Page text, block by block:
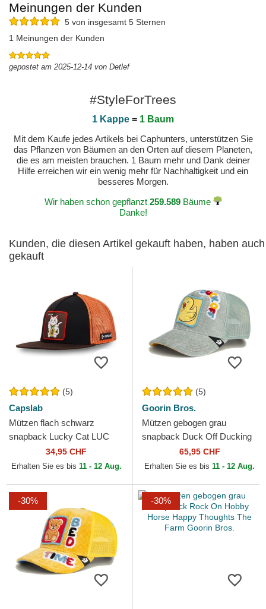
Meinungen der Kunden
5 von insgesamt 5 Sternen
1 Meinungen der Kunden
gepostet am 2025-12-14 von Detlef
#StyleForTrees
1 Kappe = 1 Baum
Mit dem Kaufe jedes Artikels bei Caphunters, unterstützen Sie
das Pflanzen von Bäumen an den Orten auf diesem Planeten,
die es am meisten brauchen. 1 Baum mehr und Dank deiner
Hilfe erreichen wir ein wenig mehr für Nachhaltigkeit und ein
besseres Morgen.
Wir haben schon gepflanzt 259.589Bäume
Danke!
Kunden, die diesen Artikel gekauft haben, haben auch
gekauft
(5)
Capslab
Mützen flach schwarz
snapback Lucky Cat LUC
Maneki-Neko von Capslab
34,95 CHF
Erhalten Sie es bis 11 - 12 Aug.
(5)
Goorin Bros.
Mützen gebogen grau
snapback Duck Off Ducking
Autocorrect Happy Thoughts
The Farm Goorin Bros.
65,95 CHF
Erhalten Sie es bis 11 - 12 Aug.
-30% -30%